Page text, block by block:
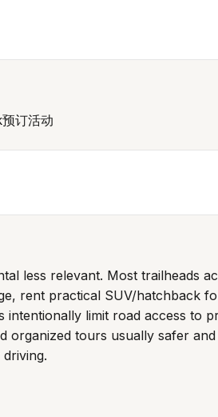
订活动
less relevant. Most trailheads
rent practical SUV/hatchback
limit road access to
organized tours usually safer